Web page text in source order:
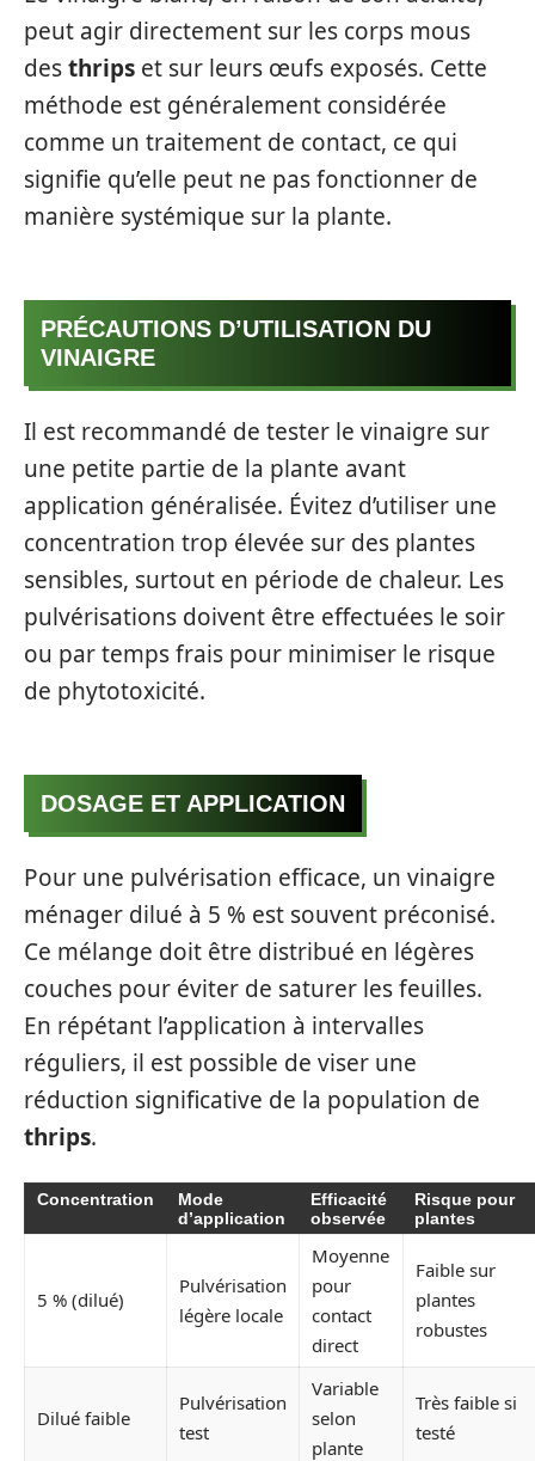
peut agir directement sur les corps mous
desthrips et sur leurs œufs exposés. Cette
méthode est généralement considérée
comme un traitement de contact, ce qui
signifie qu’elle peut ne pas fonctionner de
manière systémique sur la plante.
PRÉCAUTIONS D’UTILISATION DU
VINAIGRE
Il est recommandé de tester le vinaigre sur
une petite partie de la plante avant
application généralisée. Évitez d’utiliser une
concentration trop élevée sur des plantes
sensibles, surtout en période de chaleur. Les
pulvérisations doivent être effectuées le soir
ou par temps frais pour minimiser le risque
de phytotoxicité.
DOSAGE ET APPLICATION
Pour une pulvérisation efficace, un vinaigre
ménager dilué à 5 % est souvent préconisé.
Ce mélange doit être distribué en légères
couches pour éviter de saturer les feuilles.
En répétant l’application à intervalles
réguliers, il est possible de viser une
réduction significative de la population de
thrips.
Concentration
Mode
d’application
Efficacité
observée
Risque pour
plantes
5 % (dilué)
Pulvérisation
légère locale
Moyenne
pour
contact
direct
Faible sur
plantes
robustes
Dilué faible
Pulvérisation
test
Variable
selon
plante
Très faible si
testé